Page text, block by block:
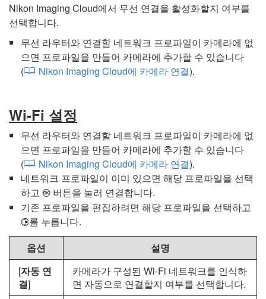
Nikon Imaging Cloud에서 무선 연결을 활성화할지 여부를
선택합니다.
무선 라우터와 연결할 네트워크 프로파일이 카메라에 없
으면 프로파일을 만들어 카메라에 추가할 수 있습니다
(
Nikon Imaging Cloud에 카메라 연결).
Wi-Fi 설정
무선 라우터와 연결할 네트워크 프로파일이 카메라에 없
으면 프로파일을 만들어 카메라에 추가할 수 있습니다
(
Nikon Imaging Cloud에 카메라 연결).
네트워크 프로파일이 이미 있으면 해당 프로파일을 선택
하고 J 버튼을 눌러 연결합니다.
기존 프로파일을 편집하려면 해당 프로파일을 선택하고
2를 누릅니다.
옵션
설명
[자동 연
결]
카메라가 구성된 Wi-Fi 네트워크를 인식하
면 자동으로 연결할지 여부를 선택합니다.